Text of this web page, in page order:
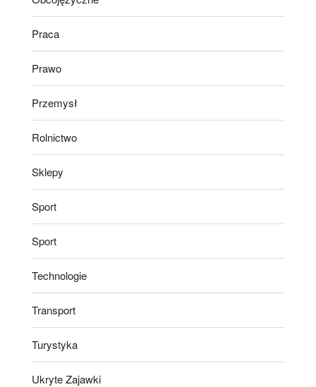
Praca
Prawo
Przemysł
Rolnictwo
Sklepy
Sport
Sport
Technologie
Transport
Turystyka
Ukryte Zajawki